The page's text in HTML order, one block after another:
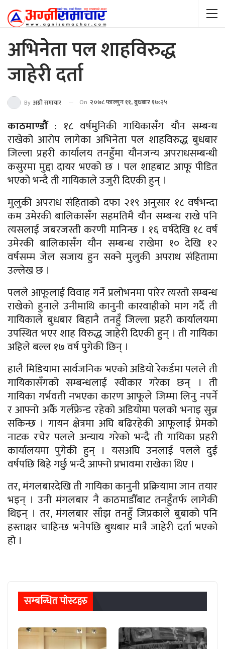
अभिनेता पल शाहविरुद्ध
जाहेरी दर्ता
By अग्नी समाचार On २०७८ फाल्गुन ११, बुधबार १७:२५
काठमाण्डौैँ: १८ वर्षमुनिकी गायिकासँग यौन सम्बन्ध
राखेको आरोप लागेका अभिनेता पल शाहविरुद्ध बुधबार
जिल्ला प्रहरी कार्यालय तनहुँमा यौनजन्य अपराधसम्बन्धी
कसुरमा मुद्दा दायर भएको छ । पल शाहबाट आफू पीडित
भएको भन्दै ती गायिकाले उजुरी दिएकी हुन् ।
मुलुकी अपराध संहिताको दफा २१९ अनुसार १८ वर्षभन्दा
कम उमेरकी बालिकासँग सहमतिमै यौन सम्बन्ध राखे पनि
त्यसलाई जबरजस्ती करणी मानिन्छ । १६ वर्षदेखि १८ वर्ष
उमेरकी बालिकासँग यौन सम्बन्ध राखेमा १० देखि १२
वर्षसम्म जेल सजाय हुन सक्ने मुलुकी अपराध संहितामा
उल्लेख छ ।
पलले आफूलाई विवाह गर्ने प्रलोभनमा पारेर त्यस्तो सम्बन्ध
राखेको हुनाले उनीमाथि कानुनी कारवाहीको माग गर्दै ती
गायिकाले बुधबार बिहानै तनहुँ जिल्ला प्रहरी कार्यालयमा
उपस्थित भएर शाह विरुद्ध जाहेरी दिएकी हुन् । ती गायिका
अहिले बल्ल १७ वर्ष पुगेकी छिन् ।
हालै मिडियामा सार्वजनिक भएको अडियो रेकर्डमा पलले ती
गायिकासँगको सम्बन्धलाई स्वीकार गरेका छन् । ती
गायिका गर्भवती नभएका कारण आफूले जिम्मा लिनु नपर्ने
र आफ्नो अर्कै गर्लफ्रेन्ड रहेको अडियोमा पलको भनाइ सुन्न
सकिन्छ । गायन क्षेत्रमा अघि बढिरहेकी आफूलाई प्रेमको
नाटक रचेर पलले अन्याय गरेको भन्दै ती गायिका प्रहरी
कार्यालयमा पुगेकी हुन् । यसअघि उनलाई पलले दुई
वर्षपछि बिहे गर्छु भन्दै आफ्नो प्रभावमा राखेका थिए ।
तर, मंगलबारदेखि ती गायिका कानुनी प्रक्रियामा जान तयार
भइन् । उनी मंगलबार नै काठमाडौँबाट तनहुँतर्फ लागेकी
थिइन् । तर, मंगलबार साँझ तनहुँ जिप्रकाले बुबाको पनि
हस्ताक्षर चाहिन्छ भनेपछि बुधबार मात्रै जाहेरी दर्ता भएको
हो ।
सम्बन्धित पाेस्टहरु